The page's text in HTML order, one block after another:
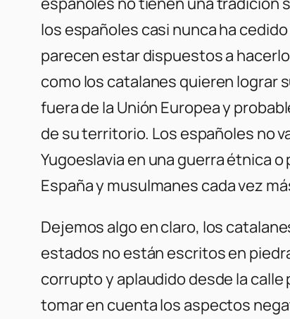
los españoles casi nunca ha
parecen estar dispuestos a
como los catalanes quieren lograr
fuera de la Unión Europea y
de su territorio. Los españoles no
Yugoeslavia en una guerra étnica
España y musulmanes cada vez
Dejemos algo en claro, los
estados no están escritos en
corrupto y aplaudido desde la
tomar en cuenta los aspectos